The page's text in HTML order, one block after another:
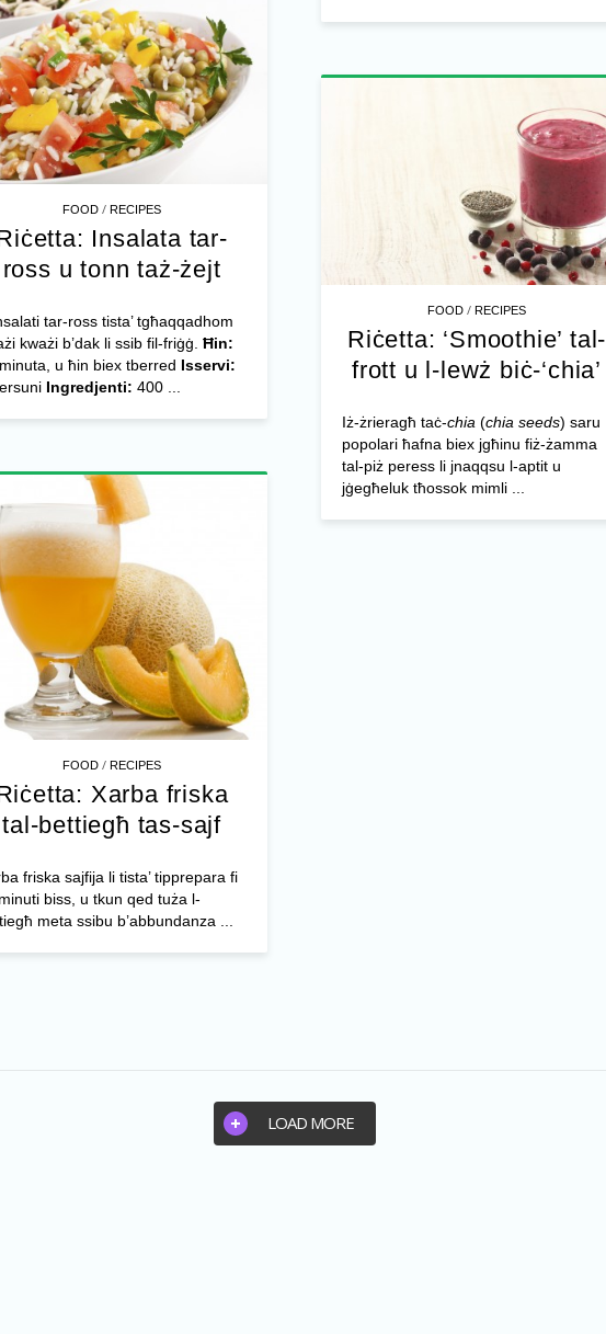
FOOD /RECIPES
Insalata tar-
ross u tonn taż-żejt
tar-ross tista’ tgħaqqadhom
kważi b’dak li ssib fil-friġġ. Ħin:
u ħin biex tberred Isservi:
Ingredjenti: 400 ...
FOOD /RECIPES
Riċetta: ‘Smoothie’ tal-
frott u l-lewż biċ-‘chia’
Iż-żrieragħ taċ-chia(chia seeds) saru
popolari ħafna biex jgħinu fiż-żamma
tal-piż peress li jnaqqsu l-aptit u
jġegħeluk tħossok mimli ...
FOOD /RECIPES
Xarba friska
tal-bettiegħ tas-sajf
friska sajfija li tista’ tipprepara fi
biss, u tkun qed tuża l-
meta ssibu b’abbundanza ...
LOAD MORE